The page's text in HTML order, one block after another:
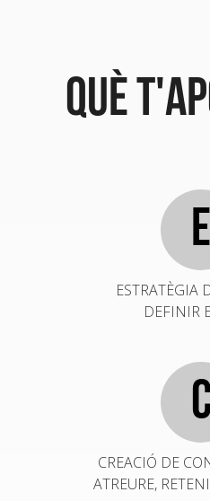
QUÈ
E
ESTRATÈGIA
DEFINIR
C
CREACIÓ DE
ATREURE,